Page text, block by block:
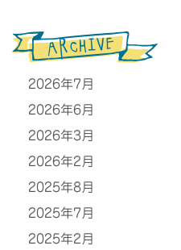
2026年7月
2026年6月
2026年3月
2026年2月
2025年8月
2025年7月
2025年2月